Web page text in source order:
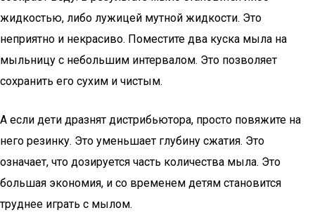
жидкостью, либо лужицей мутной жидкости. Это
неприятно и некрасиво. Поместите два куска мыла на
мыльницу с небольшим интервалом. Это позволяет
сохранить его сухим и чистым.
А если дети дразнят дистрибьютора, просто повяжите на
него резинку. Это уменьшает глубину сжатия. Это
означает, что дозируется часть количества мыла. Это
большая экономия, и со временем детям становится
труднее играть с мылом.